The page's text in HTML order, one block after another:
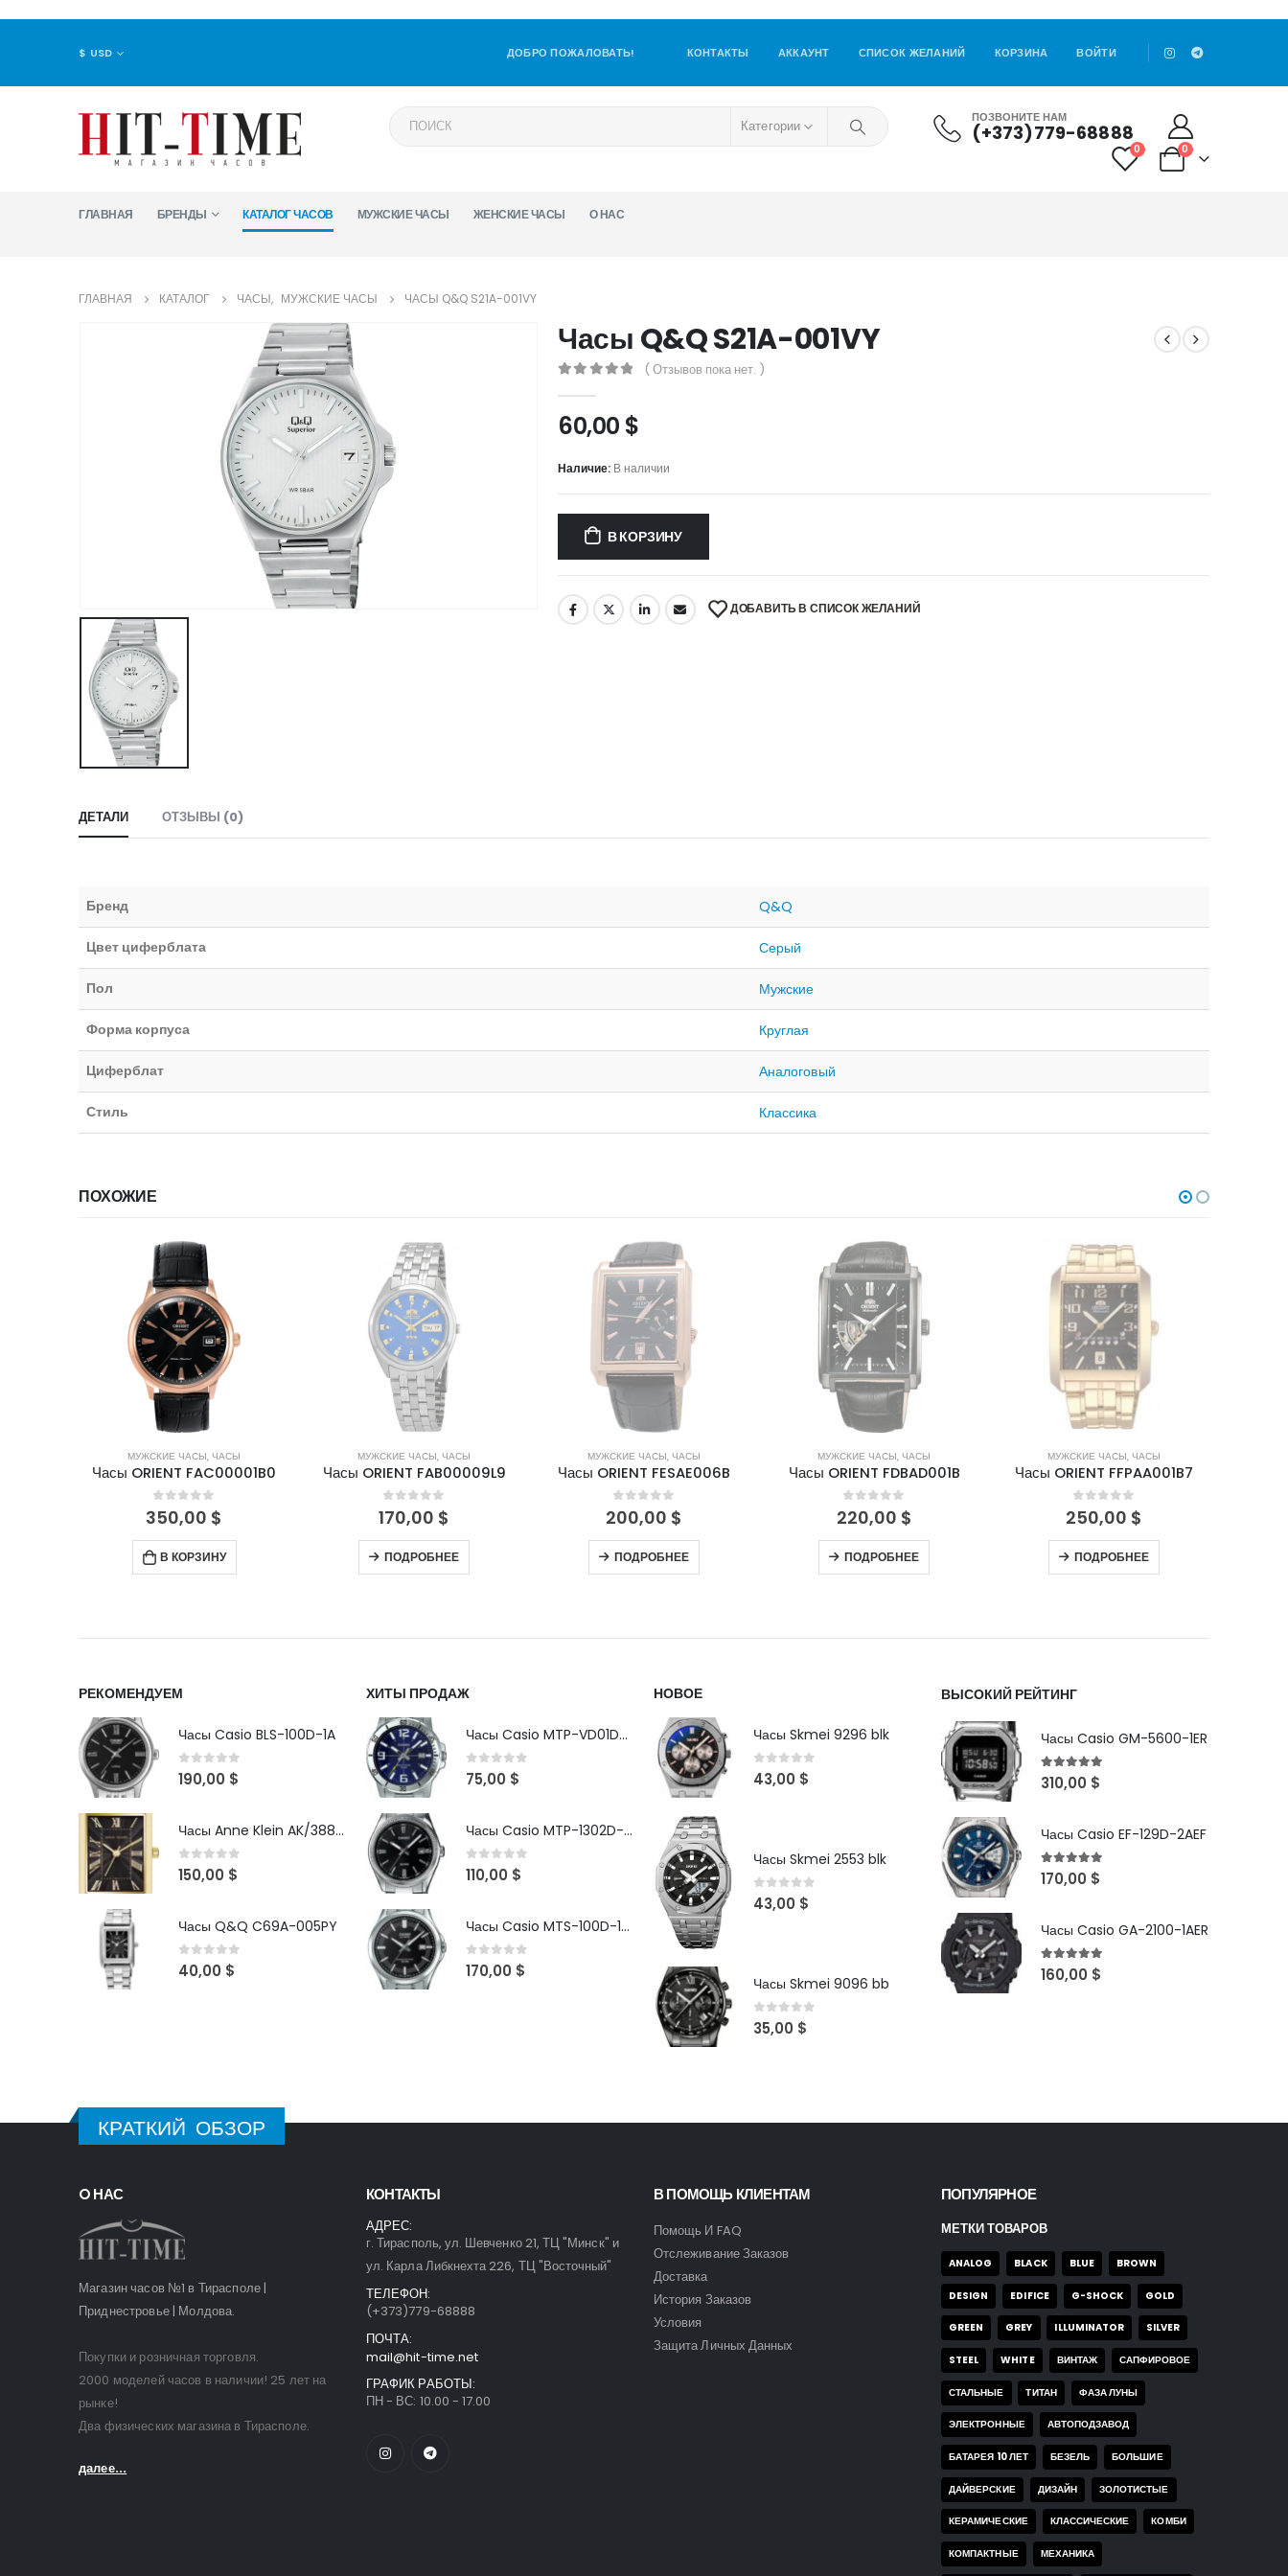
$ USD ДОБРО ПОЖАЛОВАТЬ! КОНТАКТЫ АККАУНТ СПИСОК ЖЕЛАНИЙ КОРЗИНА ВОЙТИ
Категории ПОЗВОНИТЕ НАМ
(+373)779-68888
0 0
ГЛАВНАЯ БРЕНДЫ КАТАЛОГ ЧАСОВ МУЖСКИЕ ЧАСЫ ЖЕНСКИЕ ЧАСЫ О НАС
ГЛАВНАЯ КАТАЛОГ ЧАСЫ, МУЖСКИЕ ЧАСЫ ЧАСЫ Q&Q S21A-001VY
Часы Q&Q S21A-001VY
( Отзывов пока нет. )
60,00 $
Наличие: В наличии
В КОРЗИНУ
ДОБАВИТЬ В СПИСОК ЖЕЛАНИЙ
ДЕТАЛИ ОТЗЫВЫ (0)
Бренд Q&Q
Цвет циферблата Серый
Пол Мужские
Форма корпуса Круглая
Циферблат Аналоговый
Стиль Классика
ПОХОЖИЕ
МУЖСКИЕ ЧАСЫ, ЧАСЫ
Часы ORIENT FAC00001B0
0out of 5
350,00 $
В КОРЗИНУ
НЕТ В НАЛИЧИИ
МУЖСКИЕ ЧАСЫ, ЧАСЫ
Часы ORIENT FAB00009L9
0out of 5
170,00 $
ПОДРОБНЕЕ
НЕТ В НАЛИЧИИ
МУЖСКИЕ ЧАСЫ, ЧАСЫ
Часы ORIENT FESAE006B
0out of 5
200,00 $
ПОДРОБНЕЕ
НЕТ В НАЛИЧИИ
МУЖСКИЕ ЧАСЫ, ЧАСЫ
Часы ORIENT FDBAD001B
0out of 5
220,00 $
ПОДРОБНЕЕ
НЕТ В НАЛИЧИИ
МУЖСКИЕ ЧАСЫ, ЧАСЫ
Часы ORIENT FFPAA001B7
0out of 5
250,00 $
ПОДРОБНЕЕ
РЕКОМЕНДУЕМ
Часы Casio BLS-100D-1A
0out of 5
190,00 $
Часы Anne Klein AK/3882BKGB
0out of 5
150,00 $
Часы Q&Q C69A-005PY
0 out of 5
40,00 $
ХИТЫ ПРОДАЖ
Часы Casio MTP-VD01D-2B
0out of 5
75,00 $
Часы Casio MTP-1302D-1A1VDF
0out of 5
110,00 $
Часы Casio MTS-100D-1AV
0out of 5
170,00 $
НОВОЕ
Часы Skmei 9296 blk
0 out of 5
43,00 $
Часы Skmei 2553 blk
0 out of 5
43,00 $
Часы Skmei 9096 bb
0out of 5
35,00 $
ВЫСОКИЙ РЕЙТИНГ
Часы Casio GM-5600-1ER
5out of 5
310,00 $
Часы Casio EF-129D-2AEF
5out of 5
170,00 $
Часы Casio GA-2100-1AER
5out of 5
160,00 $
КРАТКИЙ ОБЗОР
O НАС
Магазин часов №1 в Тирасполе |
Приднестровье | Молдова.
Покупки и розничная торговля.
2000 моделей часов в наличии! 25 лет на
рынке!
Два физических магазина в Тирасполе.
далее...
КОНТАКТЫ
АДРЕС:
г. Тирасполь, ул. Шевченко 21, ТЦ "Минск" и
ул. Карла Либкнехта 226, ТЦ "Восточный"
ТЕЛЕФОН:
(+373)779-68888
ПОЧТА:
mail@hit-time.net
ГРАФИК РАБОТЫ:
ПН - ВС: 10.00 - 17.00
В ПОМОЩЬ КЛИЕНТАМ
Помощь И FAQ
Отслеживание Заказов
Доставка
История Заказов
Условия
Защита Личных Данных
ПОПУЛЯРНОЕ
МЕТКИ ТОВАРОВ
ANALOG BLACK BLUE BROWN
DESIGN EDIFICE G-SHOCK GOLD
GREEN GREY ILLUMINATOR SILVER
STEEL WHITE ВИНТАЖ САПФИРОВОЕ
СТАЛЬНЫЕ ТИТАН ФАЗА ЛУНЫ
ЭЛЕКТРОННЫЕ АВТОПОДЗАВОД
БАТАРЕЯ 10 ЛЕТ БЕЗЕЛЬ БОЛЬШИЕ
ДАЙВЕРСКИЕ ДИЗАЙН ЗОЛОТИСТЫЕ
КЕРАМИЧЕСКИЕ КЛАССИЧЕСКИЕ КОМБИ
КОМПАКТНЫЕ МЕХАНИКА